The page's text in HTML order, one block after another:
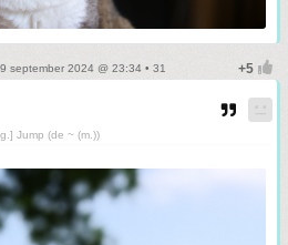
september 2024 @ 23:34 • 31
Jump (de ~ (m.))